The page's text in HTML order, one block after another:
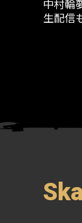
中村輪
生配信